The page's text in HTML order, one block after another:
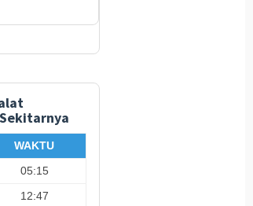
FIFA Peringatkan Adanya
Upaya Terkoordinasi untuk
Goyang Kepemimpinan
Gianni Infantino
WAKTU
05:15
12:47